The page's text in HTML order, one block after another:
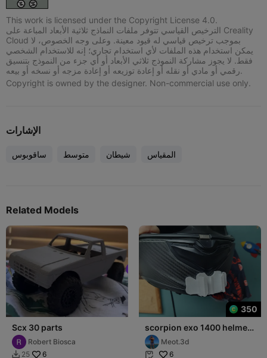
This work is licensed under the Copyright License 4.0.
الترخيص القياسي تتوفر ملفات النماذج ثلاثية الأبعاد المباعة على Creality
Cloud بموجب ترخيص قياسي له قيود معينة. وعلى وجه الخصوص، لا
يمكن استخدام هذه الملفات لأي استخدام تجاري؛ إنه للاستخدام الشخصي
فقط. لا يجوز مشاركة النموذج ثلاثي الأبعاد أو أي جزء من النموذج بتنسيق
رقمي أو مادي أو نقله أو إعادة توزيعه أو إعادة مزجه أو نسخه أو بيعه.
Copyright is owned by the designer. Non-commercial use only.
الإشارات
ساقوبوس متوسط شيطان المقياس
Related Models
Scx 30 parts
Robert Biosca
 25 6
350
scorpion exo 1400 helmet
camera mount
Meot.3d
 6